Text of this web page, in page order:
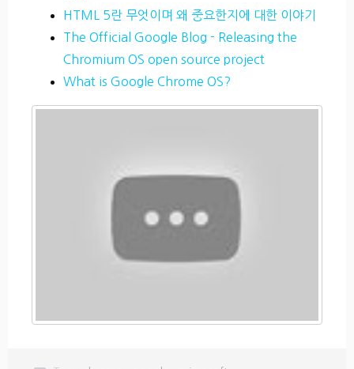
HTML 5란 무엇이며 왜 중요한지에 대한 이야기
The Official Google Blog - Releasing the
Chromium OS open source project
What is Google Chrome OS?